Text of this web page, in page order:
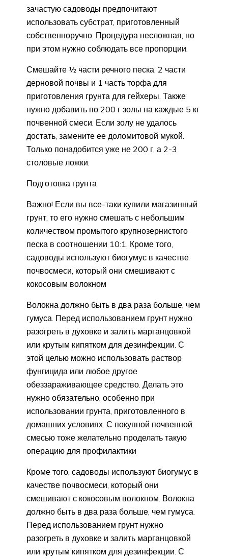
зачастую садоводы предпочитают
использовать субстрат, приготовленный
собственноручно. Процедура несложная, но
при этом нужно соблюдать все пропорции.
Смешайте ½ части речного песка, 2 части
дерновой почвы и 1 часть торфа для
приготовления грунта для гейхеры. Также
нужно добавить по 200 г золы на каждые 5 кг
почвенной смеси. Если золу не удалось
достать, замените ее доломитовой мукой.
Только понадобится уже не 200 г, а 2-3
столовые ложки.
Подготовка грунта
Важно! Если вы все-таки купили магазинный
грунт, то его нужно смешать с небольшим
количеством промытого крупнозернистого
песка в соотношении 10:1. Кроме того,
садоводы используют биогумус в качестве
почвосмеси, который они смешивают с
кокосовым волокном
Волокна должно быть в два раза больше, чем
гумуса. Перед использованием грунт нужно
разогреть в духовке и залить марганцовкой
или крутым кипятком для дезинфекции. С
этой целью можно использовать раствор
фунгицида или любое другое
обеззараживающее средство. Делать это
нужно обязательно, особенно при
использовании грунта, приготовленного в
домашних условиях. С покупной почвенной
смесью тоже желательно проделать такую
операцию для профилактики
Кроме того, садоводы используют биогумус в
качестве почвосмеси, который они
смешивают с кокосовым волокном. Волокна
должно быть в два раза больше, чем гумуса.
Перед использованием грунт нужно
разогреть в духовке и залить марганцовкой
или крутым кипятком для дезинфекции. С